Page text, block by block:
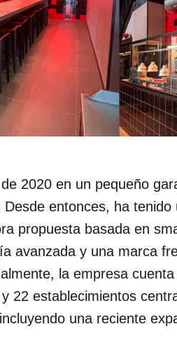
2020 en un pequeño
entonces, ha
propuesta basada en
avanzada y una marca
la empresa
22 establecimientos
una reciente